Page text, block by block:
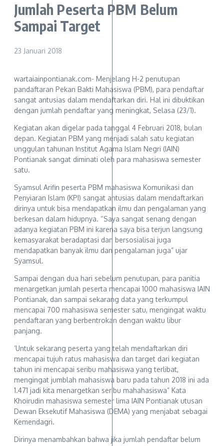
Jumlah Peserta PBM Belum
Sampai Target
23 Januari 2018
wartaiainpontianak.com- Menjelang H-2 penutupan
pandaftaran Pekan Bakti Mahasiswa (PBM), para pendaftar
sangat antusias dalam mendaftarkan diri. Hal ini dibuktikan
dengan jumlah pendaftar yang meningkat, Selasa (23/1).
Kegiatan akan digelar pada tanggal 4 Februari 2018, bulan
depan. Kegiatan PBM yang menjadi salah satu kegiatan
unggulan tahunan Institut Agama Islam Negri (IAIN)
Pontianak sangat diminati oleh para mahasiswa semester
satu.
Syamsul Arifin peserta PBM mahasiswa Komunikasi dan
Penyiaran Islam (KPI) sangat antusias dalam mendaftarkan
dirinya untuk bisa mendapatkan ilmu dan pengalaman yang
berkesan dalam hidupnya. “Saya sangat senang dengan
adanya kegiatan PBM ini karena saya bisa terjun langsung
kemasyarakat beradaptasi dan bersosialisai juga
mendapatkan banyak ilmu dan pengalaman juga” ujar
Syamsul.
Sampai dengan dua hari sebelum penutupan, para panitia
menargetkan jumlah peserta mencapai 1000 mahasiswa IAIN
Pontianak, dan sampai sekarang data yang terkumpul
mencapai 700 mahasiswa semester satu, mengingat waktu
pendaftaran yang berbentrokan dengan waktu libur
panjang.
‘Untuk sekarang peserta yang telah mendaftarkan diri
mencapai tujuh ratus mahasiswa dan target dari kegiatan
tahun ini mencapai seribu mahasiswa yang terlibat,
mengingat jumblah mahasiswa baru pada tahun 2018 ini ada
1.471 jadi kita menargetkan seribu mahahasiswa” Kata
Khoirudin mahasiswa semester lima IAIN Pontianak utusan
Dewan Eksekutif Mahasiswa (DEMA) yang menjabat sebagai
Kemendagri.
Dirinya menambahkan bahwa jika jumlah pendaftar belum